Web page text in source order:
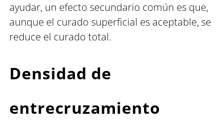
ayudar, un efecto secundario común es que,
aunque el curado superficial es aceptable, se
reduce el curado total.
Densidad de
entrecruzamiento